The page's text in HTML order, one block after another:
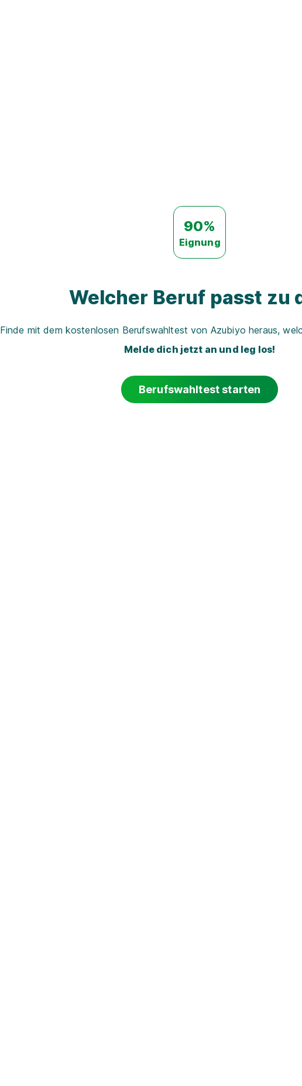
90%
Eignung
Welcher Beruf passt zu
Finde mit dem kostenlosen Berufswahltest von Azubiyo heraus,
Melde dich jetzt an und leg los!
Berufswahltest starten